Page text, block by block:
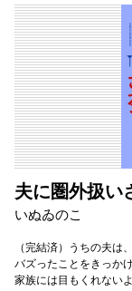
夫に圏外扱い
いぬゐのこ
（完結済）うちの夫は
バズったことをきっか
家族には目もくれない